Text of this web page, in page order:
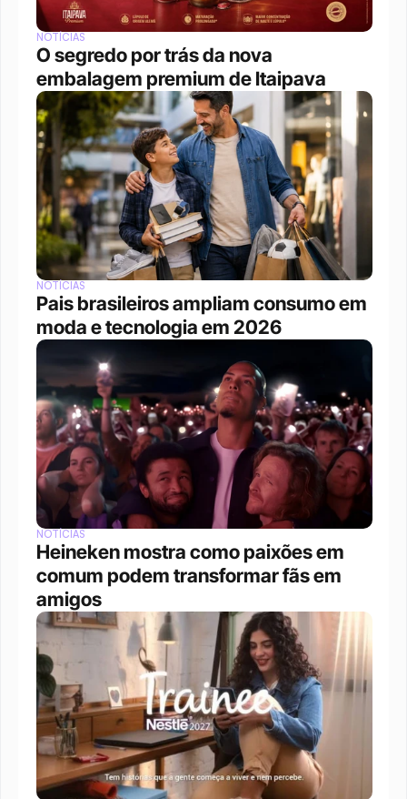
NOTÍCIAS
O segredo por trás da nova
embalagem premium de Itaipava
NOTÍCIAS
Pais brasileiros ampliam consumo em
moda e tecnologia em 2026
NOTÍCIAS
Heineken mostra como paixões em
comum podem transformar fãs em
amigos